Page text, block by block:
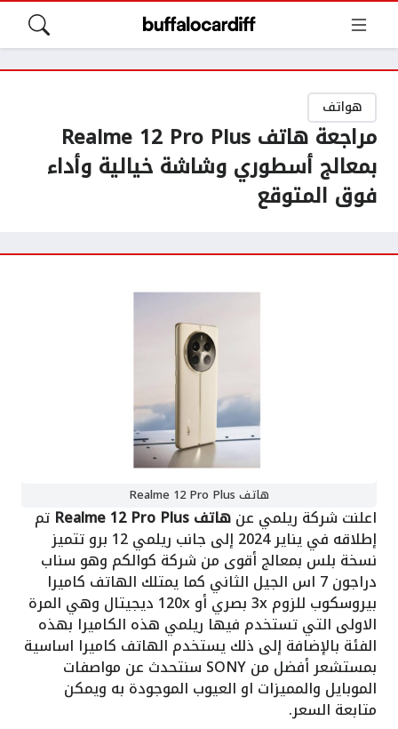
هواتف
مراجعة هاتف Realme 12 Pro Plus
بمعالج أسطوري وشاشة خيالية وأداء
فوق المتوقع
هاتف Realme 12 Pro Plus
اعلنت شركة ريلمي عنهاتف Realme 12 Pro Plus تم
إطلاقه في يناير 2024 إلى جانب ريلمي 12 برو تتميز
نسخة بلس بمعالج أقوى من شركة كوالكم وهو سناب
دراجون 7 اس الجيل الثاني كما يمتلك الهاتف كاميرا
بيروسكوب للزوم 3x بصري أو 120x ديجيتال وهي المرة
الاولى التي تستخدم فيها ريلمي هذه الكاميرا بهذه
الفئة بالإضافة إلى ذلك يستخدم الهاتف كاميرا اساسية
بمستشعر أفضل من SONY سنتحدث عن مواصفات
الموبايل والمميزات او العيوب الموجودة به ويمكن
متابعة السعر.